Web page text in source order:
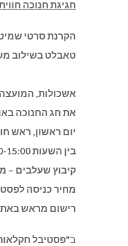
חגיגת חנוכה
הקרנת סרטי
טאבלט בשילוב
אשכולות,
את חג החנוכה
יום ראשון, ראש חודש
בין השעות 09:00-15:00
קיבוץ שעלבים –
מחיר כניסה לפסטיבל: 40 ₪
רישום מראש
ב"פסטיבל